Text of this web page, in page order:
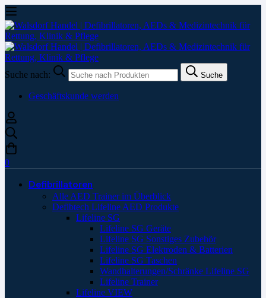
Suche nach: Suche
Geschäftskunde werden
0
Defibrillatoren
Alle AED Trainer im Überblick
Defibtech Lifeline AED Produkte
Lifeline SG
Lifeline SG Geräte
Lifeline SG Sonstiges Zubehör
Lifeline SG Elektroden & Batterien
Lifeline SG Taschen
Wandhalterungen/Schränke Lifeline SG
Lifeline Trainer
Lifeline VIEW